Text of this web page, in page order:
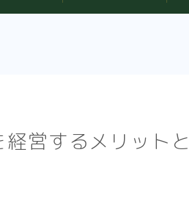
営するメリット